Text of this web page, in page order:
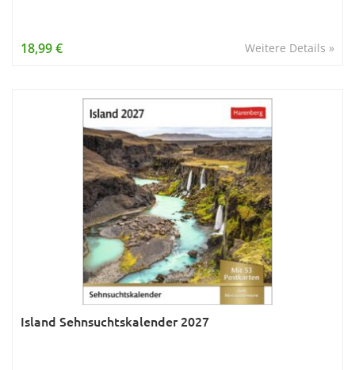
Weitere Details »
18,99 €
Island Sehnsuchtskalender 2027